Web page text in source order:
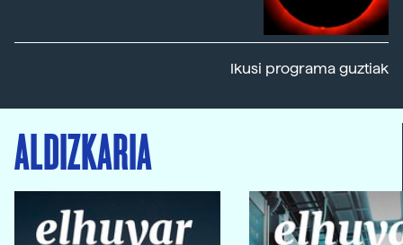
Ikusi programa guztiak
ALDIZKARIA